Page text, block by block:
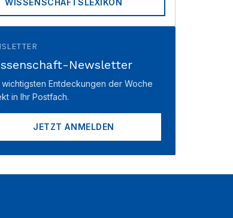
WISSENSCHAFTSLEXIKON
Newsletter
wichtigsten Entdeckungen der Woche
in Ihr Postfach.
JETZT ANMELDEN